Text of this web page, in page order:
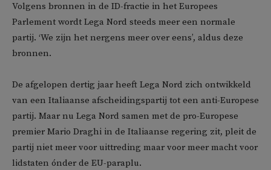
Volgens bronnen in de ID-fractie in het Europees
Parlement wordt Lega Nord steeds meer een normale
partij. ‘We zijn het nergens meer over eens’, aldus deze
bronnen.
De afgelopen dertig jaar heeft Lega Nord zich ontwikkeld
van een Italiaanse afscheidingspartij tot een anti-Europese
partij. Maar nu Lega Nord samen met de pro-Europese
premier Mario Draghi in de Italiaanse regering zit, pleit de
partij niet meer voor uittreding maar voor meer macht voor
lidstaten ónder de EU-paraplu.